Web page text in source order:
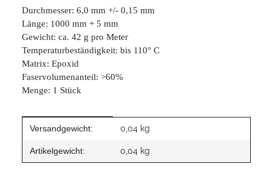
Durchmesser: 6,0 mm +/- 0,15 mm
Länge: 1000 mm + 5 mm
Gewicht: ca. 42 g pro Meter
Temperaturbeständigkeit: bis 110° C
Matrix: Epoxid
Faservolumenanteil: >60%
Menge: 1 Stück
Produkteigenschaft
Wert
Versandgewicht: 0,04 kg
Artikelgewicht: 0,04 kg